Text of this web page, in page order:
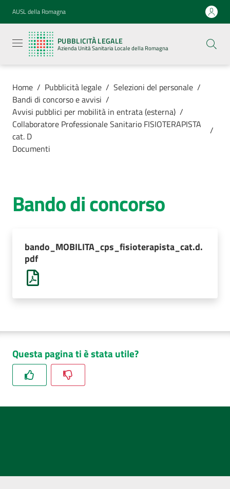
Vai al contenuto
Vai alla navigazione
Vai al footer
AUSL della Romagna
PUBBLICITÀ LEGALE
Azienda Unità Sanitaria Locale della Romagna
legale
Azienda
Unità
Locale della
Azienda
Luoghi di
cura
AUSL
Comunica
Home / Pubblicità legale / Selezioni del personale /
Bandi di concorso e avvisi /
Avvisi pubblici per mobilità in entrata (esterna) /
Collaboratore Professionale Sanitario FISIOTERAPISTA
cat. D
/
Documenti
Bando di concorso
bando_MOBILITA_cps_fisioterapista_cat.d.
pdf
Questa pagina ti è stata utile?